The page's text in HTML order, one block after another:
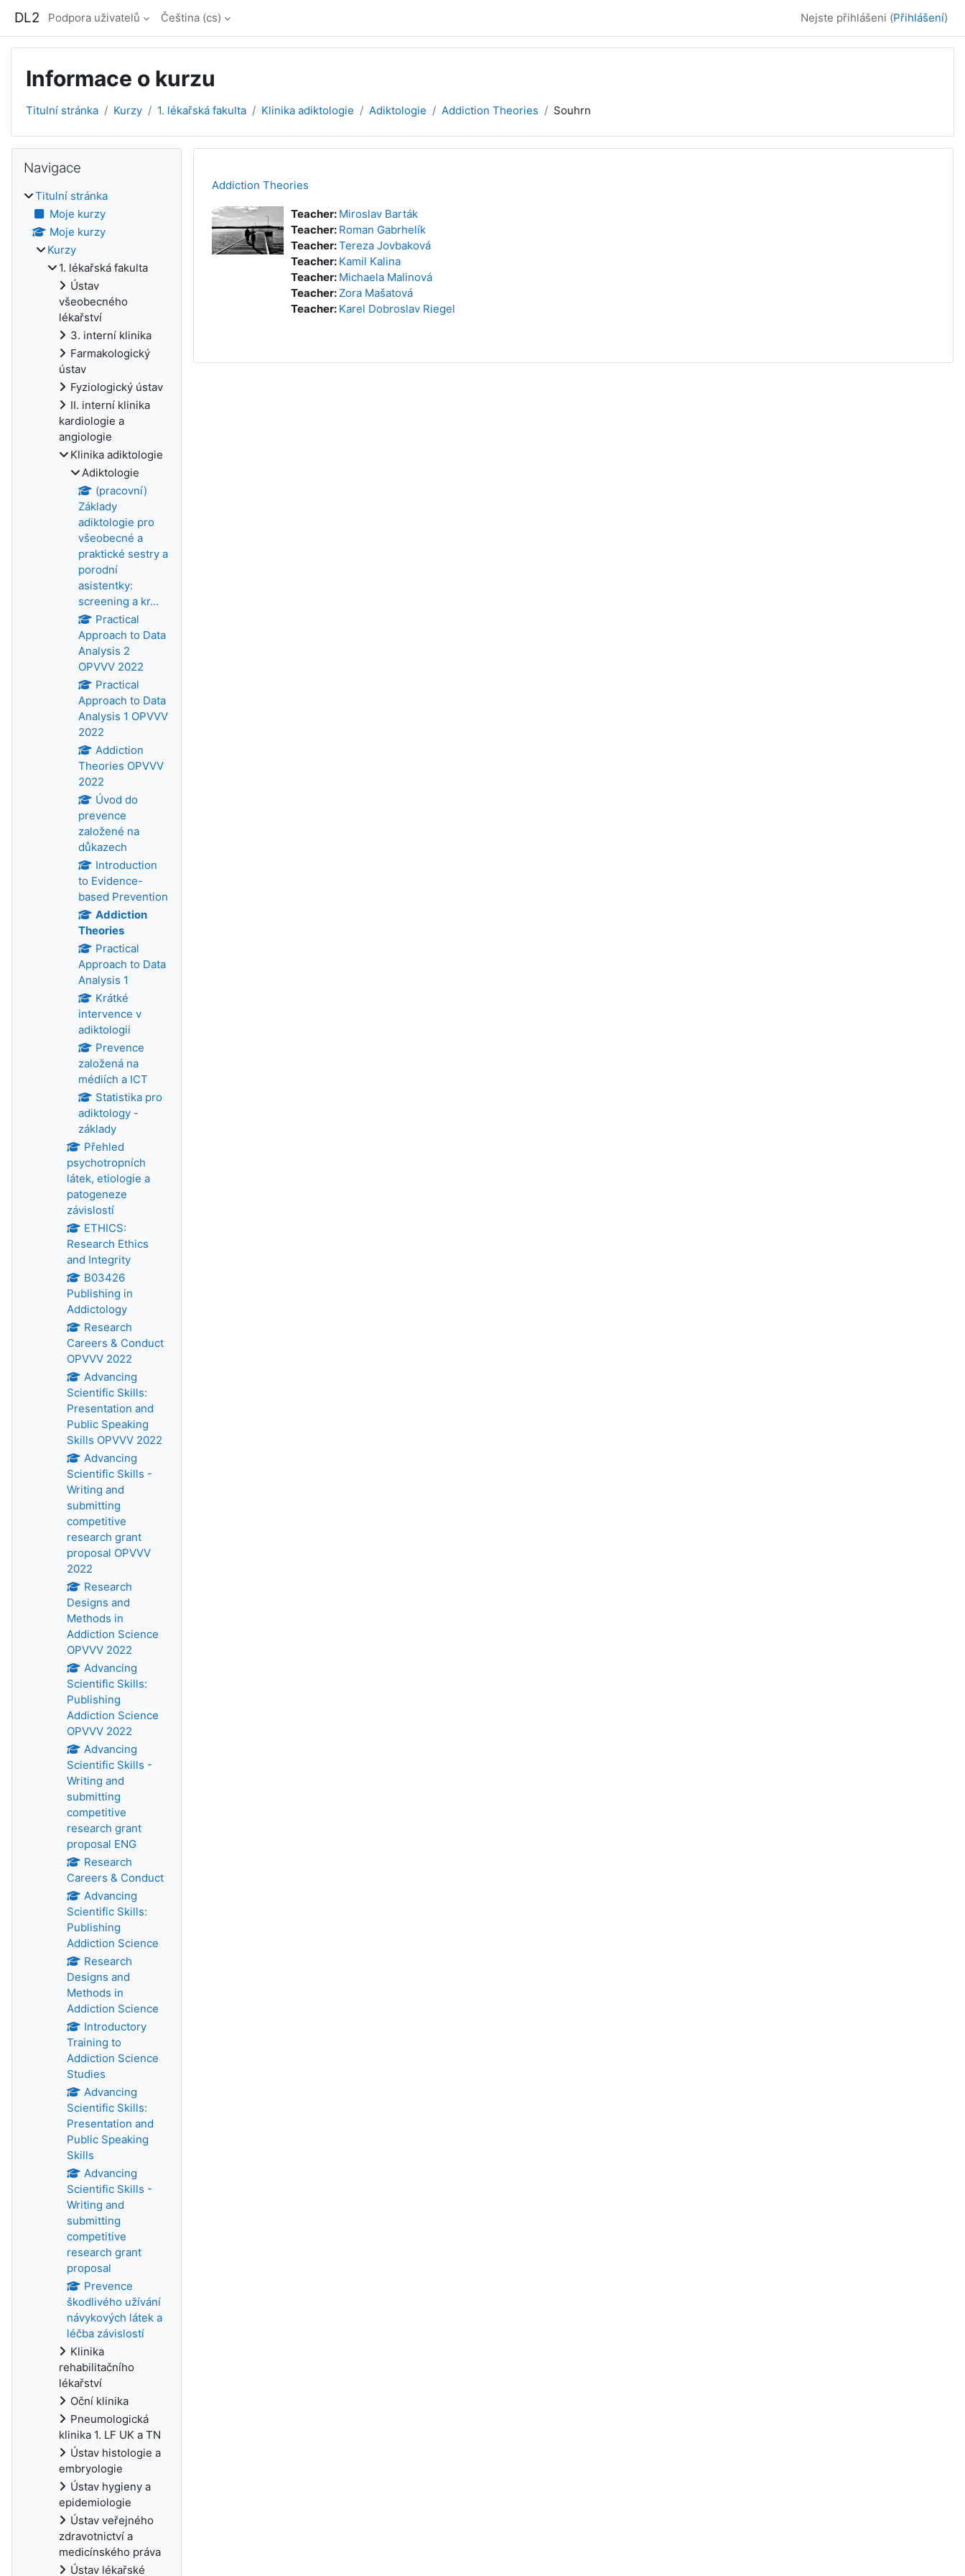
DL2 Podpora uživatelů Čeština ‎(cs)‎ Nejste přihlášeni (Přihlášení)
Informace o kurzu
Titulní stránka Kurzy 1. lékařská fakulta Klinika adiktologie Adiktologie Addiction Theories Souhrn
Addiction Theories
Teacher: Miroslav Barták
Teacher: Roman Gabrhelík
Teacher:Tereza Jovbaková
Teacher: Kamil Kalina
Teacher: Michaela Malinová
Teacher:Zora Mašatová
Teacher: Karel Dobroslav Riegel
Bloky
Navigace
Titulní stránka
Moje kurzy
Moje kurzy
Kurzy
1. lékařská fakulta
Ústav
všeobecného
lékařství
3. interní klinika
Farmakologický
ústav
Fyziologický ústav
II. interní klinika
kardiologie a
angiologie
Klinika adiktologie
Adiktologie
(pracovní)
Základy
adiktologie pro
všeobecné a
praktické sestry a
porodní
asistentky:
screening a kr...
Practical
Approach to Data
Analysis 2
OPVVV 2022
Practical
Approach to Data
Analysis 1 OPVVV
2022
Addiction
Theories OPVVV
2022
Úvod do
prevence
založené na
důkazech
Introduction
to Evidence-
based Prevention
Addiction
Theories
Practical
Approach to Data
Analysis 1
Krátké
intervence v
adiktologii
Prevence
založená na
médiích a ICT
Statistika pro
adiktology -
základy
Přehled
psychotropních
látek, etiologie a
patogeneze
závislostí
ETHICS:
Research Ethics
and Integrity
B03426
Publishing in
Addictology
Research
Careers & Conduct
OPVVV 2022
Advancing
Scientific Skills:
Presentation and
Public Speaking
Skills OPVVV 2022
Advancing
Scientific Skills -
Writing and
submitting
competitive
research grant
proposal OPVVV
2022
Research
Designs and
Methods in
Addiction Science
OPVVV 2022
Advancing
Scientific Skills:
Publishing
Addiction Science
OPVVV 2022
Advancing
Scientific Skills -
Writing and
submitting
competitive
research grant
proposal ENG
Research
Careers & Conduct
Advancing
Scientific Skills:
Publishing
Addiction Science
Research
Designs and
Methods in
Addiction Science
Introductory
Training to
Addiction Science
Studies
Advancing
Scientific Skills:
Presentation and
Public Speaking
Skills
Advancing
Scientific Skills -
Writing and
submitting
competitive
research grant
proposal
Prevence
škodlivého užívání
návykových látek a
léčba závislostí
Klinika
rehabilitačního
lékařství
Oční klinika
Pneumologická
klinika 1. LF UK a TN
Ústav histologie a
embryologie
Ústav hygieny a
epidemiologie
Ústav veřejného
zdravotnictví a
medicínského práva
Ústav lékařské